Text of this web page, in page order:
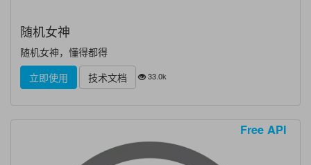
随机女神
随机女神，懂得都得
立即使用
技术文档 33.0k
Free API